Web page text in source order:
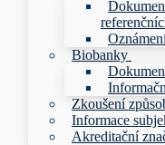
Biobanky
Zkoušení
Informace
Akreditační